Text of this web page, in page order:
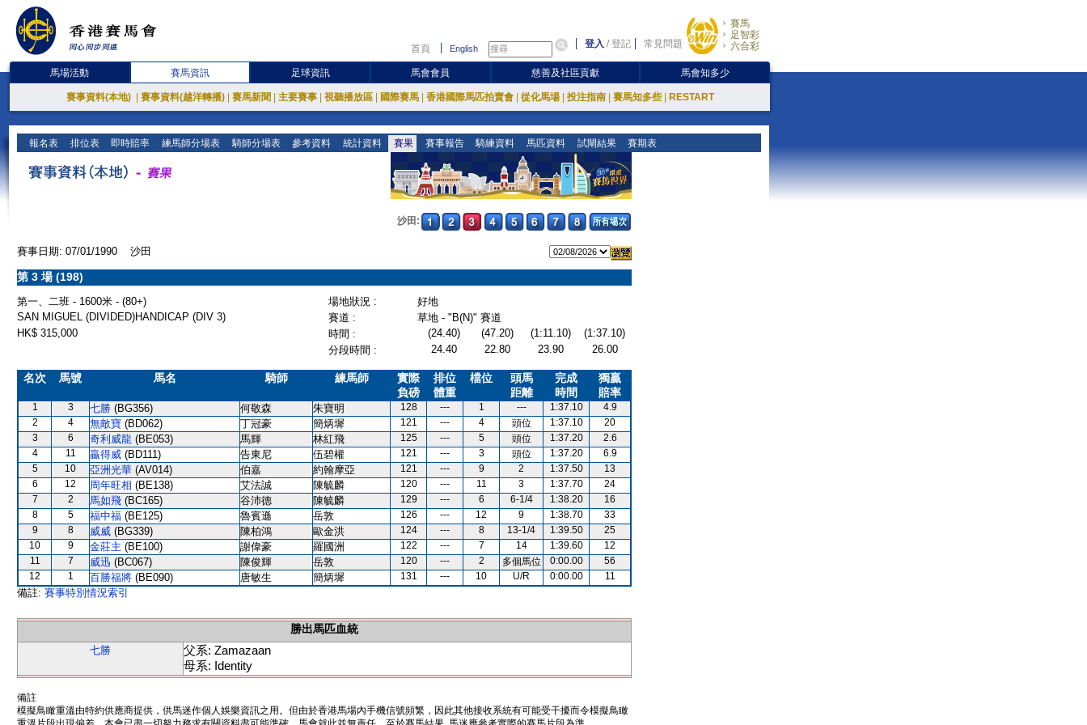
首頁 English 登入 /登記 常見問題
賽馬
足智彩
六合彩
馬場活動 賽馬資訊 足球資訊 馬會會員 慈善及社區貢獻 馬會知多少
賽事資料(本地) 賽事資料(越洋轉播) 賽馬新聞 主要賽事 視聽播放區 國際賽馬 香港國際馬匹拍賣會 從化馬場 投注指南 賽馬知多些 RESTART
報名表 排位表 即時賠率 練馬師分場表 騎師分場表 參考資料 統計資料 賽果 賽事報告 騎練資料 馬匹資料 試閘結果 賽期表
沙田:
賽事日期: 07/01/1990 沙田
第 3 場 (198)
第一、二班 - 1600米 - (80+) 場地狀況 :
好地
SAN MIGUEL (DIVIDED)HANDICAP (DIV 3)
賽道 :
草地 - "B(N)" 賽道
HK$ 315,000
時間 : (24.40) (47.20) (1:11.10)
(1:37.10)
分段時間 :
24.40 22.80 23.90 26.00
名次 馬號 馬名 騎師 練馬師
實際
負磅
排位
體重
檔位
頭馬
距離
完成
時間
獨贏
賠率
1 3 七勝 (BG356) 何敬森 朱寶明 128 --- 1 --- 1:37.10
4.9
2
4 無敵寶 (BD062) 丁冠豪 簡炳墀 121 --- 4 頭位 1:37.10
20
3
6 奇利威龍 (BE053) 馬輝 林紅飛 125 --- 5 頭位 1:37.20
2.6
4
11 贏得威 (BD111) 告東尼 伍碧權 121 --- 3 頭位 1:37.20
6.9
5
10 亞洲光華 (AV014) 伯嘉 約翰摩亞 121 --- 9 2 1:37.50
13
6
12 周年旺相 (BE138) 艾法誠 陳毓麟 120 --- 11 3 1:37.70
24
7
2 馬如飛 (BC165) 谷沛德 陳毓麟 129 --- 6 6-1/4 1:38.20
16
8
5 福中福 (BE125) 魯賓遜 岳敦 126 --- 12 9 1:38.70
33
9
8 威威 (BG339) 陳柏鴻 歐金洪 124 --- 8 13-1/4 1:39.50
25
10
9 金莊主 (BE100) 謝偉豪 羅國洲 122 --- 7 14 1:39.60
12
11
7 威迅 (BC067) 陳俊輝 岳敦 120 --- 2 多個馬位 0:00.00
56
12
1 百勝福將 (BE090) 唐敏生 簡炳墀 131 --- 10 U/R 0:00.00 11
備註: 賽事特別情況索引
勝出馬匹血統
七勝
父系: Zamazaan
母系: Identity
備註
模擬鳥瞰重溫由特約供應商提供，供馬迷作個人娛樂資訊之用。但由於香港馬場內手機信號頻繁，因此其他接收系統有可能受干擾而令模擬鳥瞰